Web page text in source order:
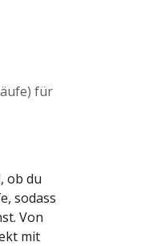
für
ob du
sodass
Von
mit